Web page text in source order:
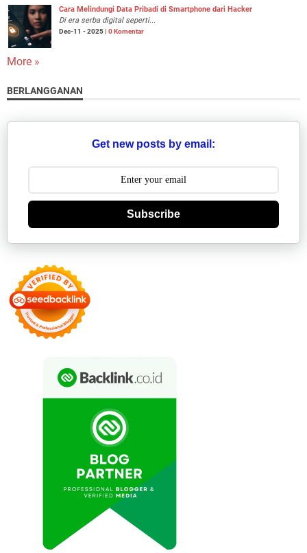
Cara Melindungi Data Pribadi di Smartphone dari Hacker
Di era serba digital seperti...
Dec-11 - 2025 | 0 Komentar
More »
BERLANGGANAN
Get new posts by email:
Subscribe